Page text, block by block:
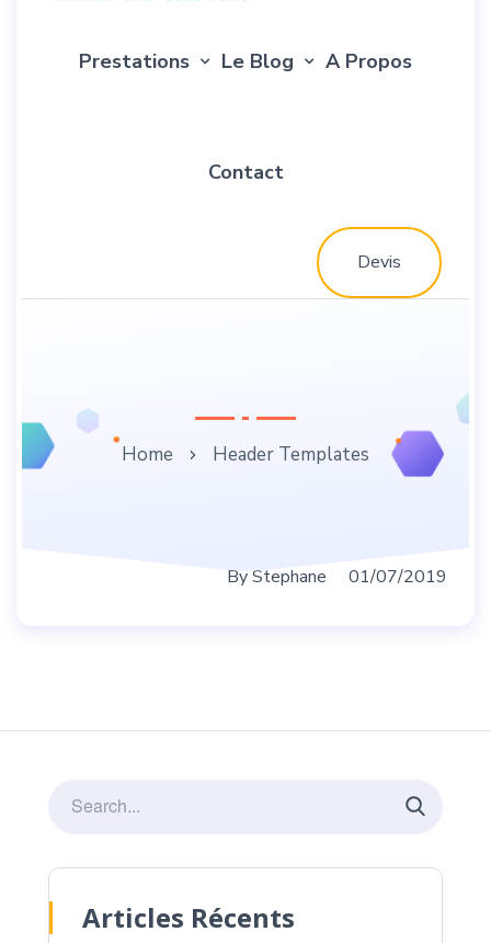
Articles Récents
Prestations Le Blog A Propos
Contact
Devis
Home Header Templates
ByStephane 01/07/2019